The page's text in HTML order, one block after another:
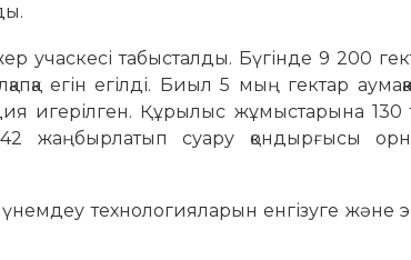
учаскесі табысталды. Бүгінде 9 200
егін егілді. Биыл 5 мың гектар
игерілген. Құрылыс жұмыстарына 130
жаңбырлатып суару қондырғысы
технологияларын енгізуге және